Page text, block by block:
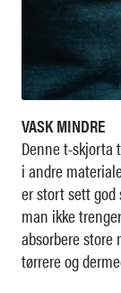
VASK MINDRE
Denne t-skjorta
i andre
er stort sett god
man ikke
absorbere store
tørrere og